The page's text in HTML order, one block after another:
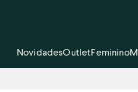
NovidadesOutletFeminino